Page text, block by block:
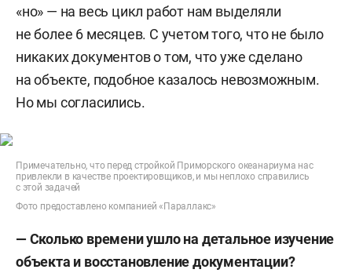
«но» — на весь цикл работ нам выделяли
не более 6 месяцев. С учетом того, что не было
никаких документов о том, что уже сделано
на объекте, подобное казалось невозможным.
Но мы согласились.
Примечательно, что перед стройкой Приморского океанариума нас
привлекли в качестве проектировщиков, и мы неплохо справились
с этой задачей
Фото предоставлено компанией «Параллакс»
— Сколько времени ушло на детальное изучение
объекта и восстановление документации?